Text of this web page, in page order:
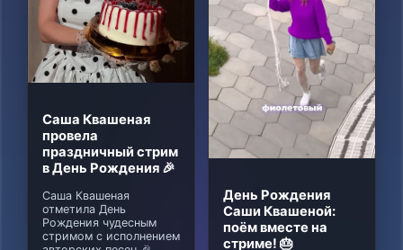
Саша Квашеная
провела
праздничный стрим
в День Рождения 🎉
Саша Квашеная
отметила День
Рождения чудесным
стримом с исполнением
День Рождения
Саши Квашеной:
поём вместе на
стриме! 🎂